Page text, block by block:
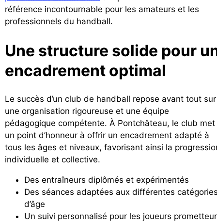
référence incontournable pour les amateurs et les
professionnels du handball.
Une structure solide pour
encadrement optimal
Le succès d’un club de handball repose avant tout sur
une organisation rigoureuse et une équipe
pédagogique compétente. À Pontchâteau, le club met
un point d’honneur à offrir un encadrement adapté à
tous les âges et niveaux, favorisant ainsi la
individuelle et collective.
Des entraîneurs diplômés et expérimentés
Des séances adaptées aux différentes
d’âge
Un suivi personnalisé pour les joueurs